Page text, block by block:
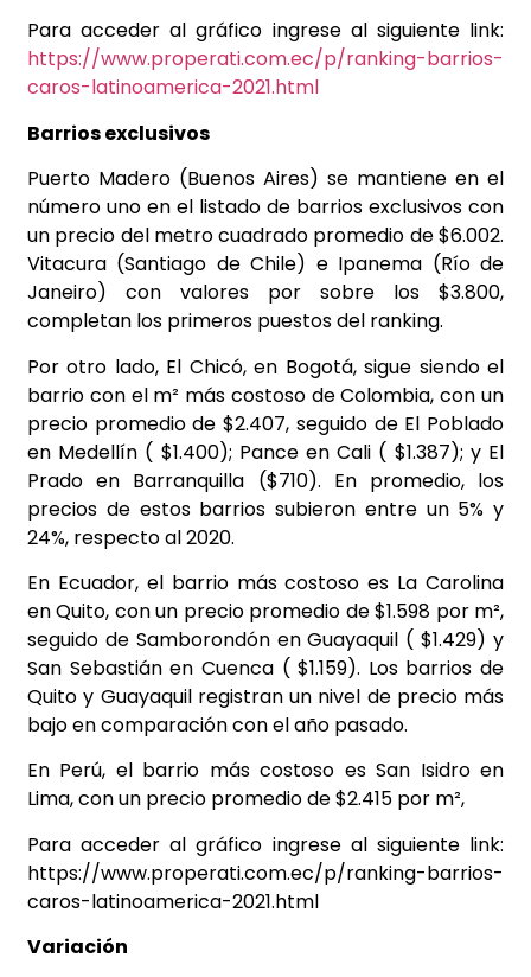
Para acceder al gráfico ingrese al siguiente link:
https://www.properati.com.ec/p/ranking-barrios-
caros-latinoamerica-2021.html
Barrios exclusivos
Puerto Madero (Buenos Aires) se mantiene en el
número uno en el listado de barrios exclusivos con
un precio del metro cuadrado promedio de $6.002.
Vitacura (Santiago de Chile) e Ipanema (Río de
Janeiro) con valores por sobre los $3.800,
completan los primeros puestos del ranking.
Por otro lado, El Chicó, en Bogotá, sigue siendo el
barrio con el m² más costoso de Colombia, con un
precio promedio de $2.407, seguido de El Poblado
en Medellín ( $1.400); Pance en Cali ( $1.387); y El
Prado en Barranquilla ($710). En promedio, los
precios de estos barrios subieron entre un 5% y
24%, respecto al 2020.
En Ecuador, el barrio más costoso es La Carolina
en Quito, con un precio promedio de $1.598 por m²,
seguido de Samborondón en Guayaquil ( $1.429) y
San Sebastián en Cuenca ( $1.159). Los barrios de
Quito y Guayaquil registran un nivel de precio más
bajo en comparación con el año pasado.
En Perú, el barrio más costoso es San Isidro en
Lima, con un precio promedio de $2.415 por m²,
Para acceder al gráfico ingrese al siguiente link:
https://www.properati.com.ec/p/ranking-barrios-
caros-latinoamerica-2021.html
Variación